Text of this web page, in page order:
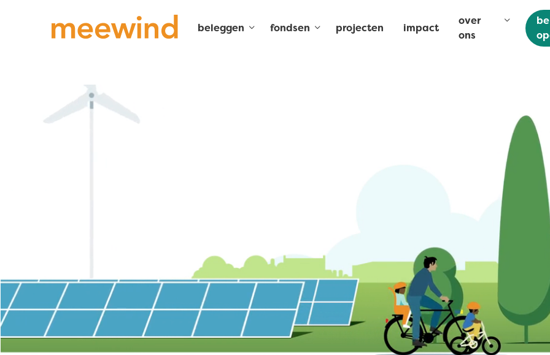
beleggen fondsen projecten impact
over
ons